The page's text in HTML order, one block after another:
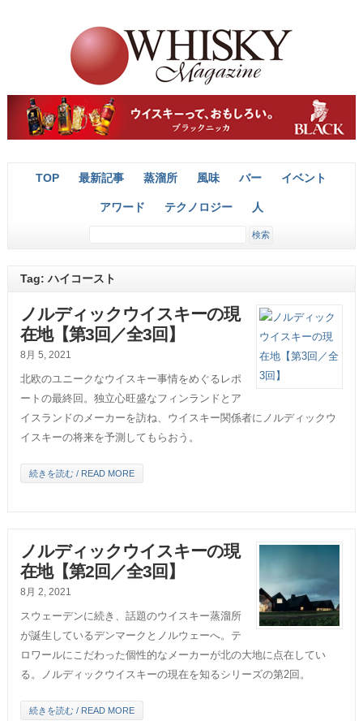
TOP 最新記事 蒸溜所 風味 バー イベント
アワード テクノロジー 人
Tag: ハイコースト
ノルディックウイスキーの現
在地【第3回／全3回】
8月 5, 2021
北欧のユニークなウイスキー事情をめぐるレポ
ートの最終回。独立心旺盛なフィンランドとア
イスランドのメーカーを訪ね、ウイスキー関係者にノルディックウ
イスキーの将来を予測してもらおう。
続きを読む / READ MORE
ノルディックウイスキーの現
在地【第2回／全3回】
8月 2, 2021
スウェーデンに続き、話題のウイスキー蒸溜所
が誕生しているデンマークとノルウェーへ。テ
ロワールにこだわった個性的なメーカーが北の大地に点在してい
る。ノルディックウイスキーの現在を知るシリーズの第2回。
続きを読む / READ MORE